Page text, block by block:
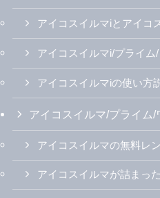
アイコスイルマiとアイコ
アイコスイルマi/プライ
アイコスイルマiの使い方
アイコスイルマ/プライム/
アイコスイルマの無料レ
アイコスイルマが詰まっ